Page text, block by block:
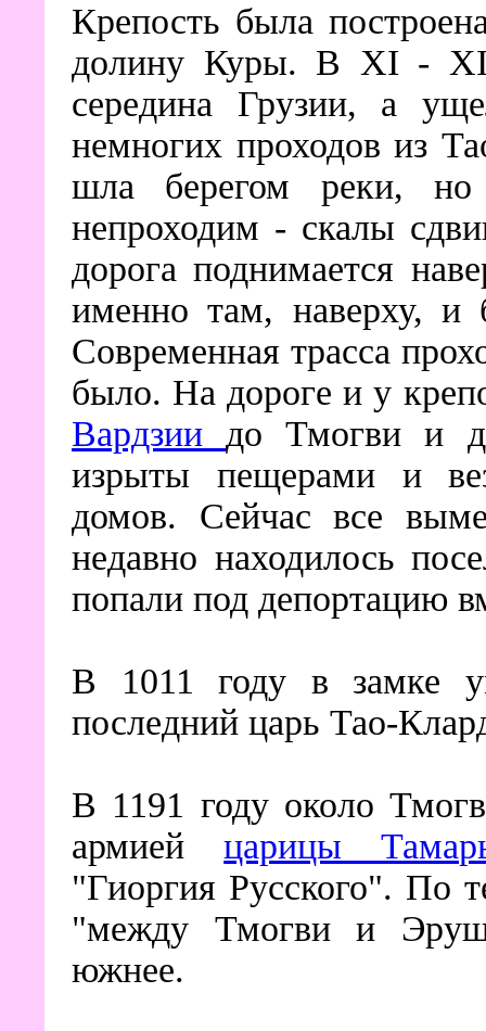
Крепость была
долину Куры. В XI - XII
середина Грузии, а
немногих проходов из
шла берегом реки,
непроходим - скалы
дорога поднимается
именно там, наверху, и
Современная трасса
было. На дороге и у
Вардзии до Тмогви и
изрыты пещерами и
домов. Сейчас все
недавно находилось
попали под депортацию
В 1011 году в замке
последний царь Тао-
В 1191 году около
армиейцарицы
"Гиоргия Русского". По
"между Тмогви и
южнее.